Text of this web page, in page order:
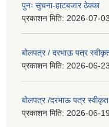
पुनः सुचना-हाटबजार ठेक्का
प्रकाशन मिति: 2026-07-03
बोलपत्र / दरभाऊ पत्र
प्रकाशन मिति: 2026-06-23
बोलपत्र /दरभाऊ पत्र
प्रकाशन मिति: 2026-06-19